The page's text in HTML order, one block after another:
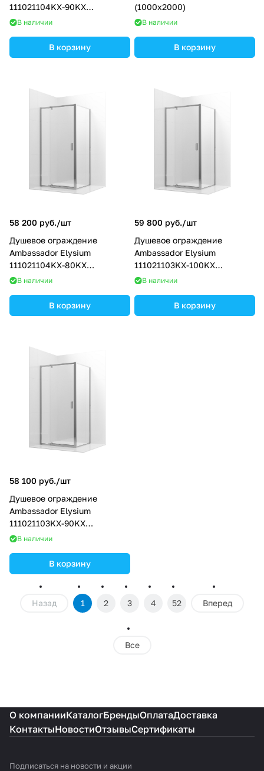
111021104KX-90KX
(1000х900х2000)
В наличии
В корзину
(1000x2000)
В наличии
В корзину
58 200 руб./шт
Душевое ограждение
Ambassador Elysium
111021104KX-80KX
(1000х800х2000)
В наличии
В корзину
59 800 руб./шт
Душевое ограждение
Ambassador Elysium
111021103KX-100KX
(900х1000х2000)
В наличии
В корзину
58 100 руб./шт
Душевое ограждение
Ambassador Elysium
111021103KX-90KX
(900х900х2000)
В наличии
В корзину
Назад 1 2 3 4 52 Вперед
Все
О компанииКаталогБрендыОплатаДоставка
КонтактыНовостиОтзывыСертификаты
Подписаться на новости и акции